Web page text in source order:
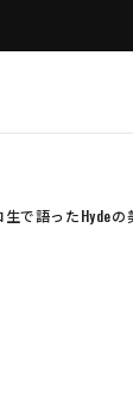
生で語ったHydeの